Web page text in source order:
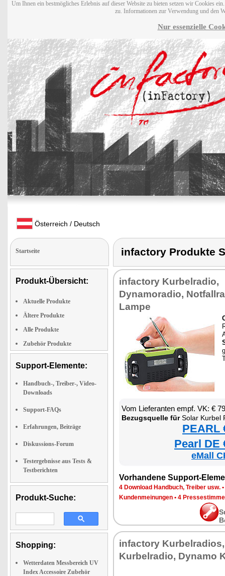
Um Ihnen ein bestmögliches Erlebnis auf dieser Website zu bieten setzen wir Cookies
zu. Informationen zur Verwendung und den
Nur essenzielle
Österreich / Deutsch
Startseite
Produkt-Übersicht:
Aktuelle Produkte
Ältere Produkte
Alle Produkte
Zubehör Produkte
Support-Elemente:
Handbuch-, Treiber-, Video-
Downloads
Support-FAQs
Erfahrungen, Beiträge
Diskussions-Forum
Testergebnisse aus Tests &
Testberichten
Produkt-Suche:
Shopping:
Wetterdaten Messbereich UV
Index Accessoire Zubehör
infactory Produkte
infactory Kurbelradio,
Dynamoradio,
Lampe
Vom Lieferanten empf. VK: €
Bezugsquelle fürSolar Kurbel
PEARL
Pearl DE
eMall
Vorhandene Support-
4 Download Handbuch, Treiber usw. •
Kundenmeinungen • 4
infactory
Kurbelradio, Dynamo